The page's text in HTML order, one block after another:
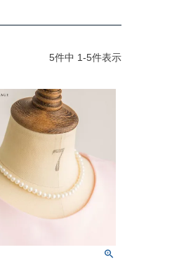
5件中 1-5件表示